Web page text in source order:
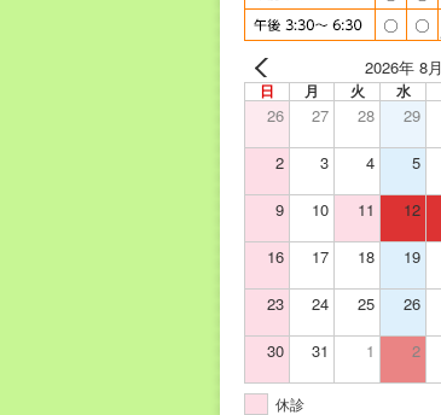
2026年 8月
日 月 火 水
26 27 28 29
2 3 4 5
9 10 11 12
16 17 18 19
23 24 25 26
30 31 1 2
休診